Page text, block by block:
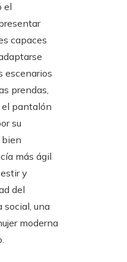
el
capaces
escenarios
prendas,
el pantalón
su
más ágil
y
del
social, una
moderna